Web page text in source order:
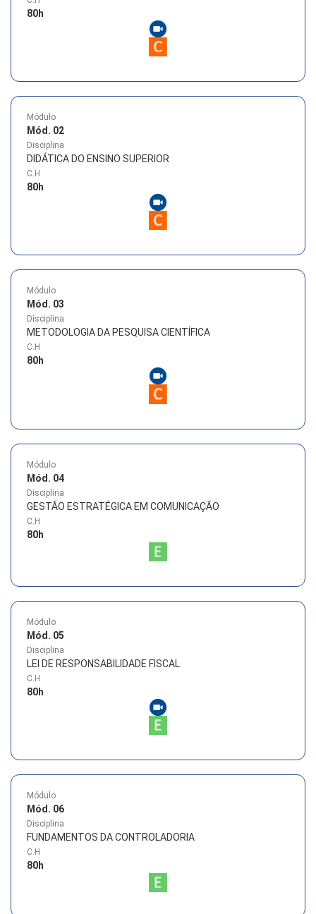
80h
Módulo
Mód. 02
Disciplina
DIDÁTICA DO ENSINO SUPERIOR
C.H
80h
Módulo
Mód. 03
Disciplina
METODOLOGIA DA PESQUISA CIENTÍFICA
C.H
80h
Módulo
Mód. 04
Disciplina
GESTÃO ESTRATÉGICA EM COMUNICAÇÃO
C.H
80h
Módulo
Mód. 05
Disciplina
LEI DE RESPONSABILIDADE FISCAL
C.H
80h
Módulo
Mód. 06
Disciplina
FUNDAMENTOS DA CONTROLADORIA
C.H
80h